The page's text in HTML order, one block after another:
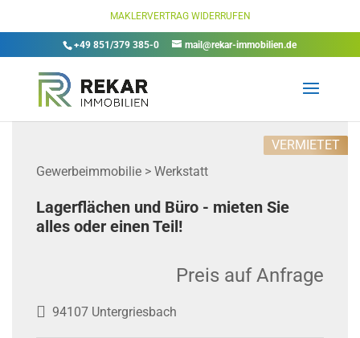
MAKLERVERTRAG WIDERRUFEN
+49 851/379 385-0 mail@rekar-immobilien.de
Gewerbeimmobilie > Werkstatt
VERMIETET
Lagerflächen und Büro - mieten Sie
alles oder einen Teil!
94107 Untergriesbach
Preis auf Anfrage